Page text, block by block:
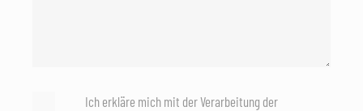
Ich erkläre mich mit der Verarbeitung der